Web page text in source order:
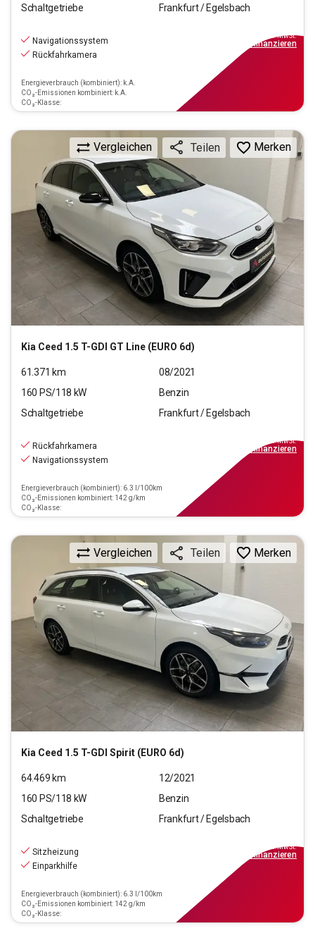
Schaltgetriebe
Frankfurt / Egelsbach
Navigationssystem
Rückfahrkamera
Energieverbrauch (kombiniert): k.A.
CO₂-Emissionen kombiniert: k.A.
CO₂-Klasse:
inkl.MwSt.
finanzieren
Kia Ceed 1.5 T-GDI GT Line (EURO 6d)
Vergleichen Teilen Merken
61.371 km
08/2021
160 PS/118 kW
Benzin
Schaltgetriebe
Frankfurt / Egelsbach
Rückfahrkamera
Navigationssystem
Energieverbrauch (kombiniert): 6.3 l/100km
CO₂-Emissionen kombiniert: 142 g/km
CO₂-Klasse:
inkl.MwSt.
finanzieren
Kia Ceed 1.5 T-GDI Spirit (EURO 6d)
Vergleichen Teilen Merken
64.469 km
12/2021
160 PS/118 kW
Benzin
Schaltgetriebe
Frankfurt / Egelsbach
Sitzheizung
Einparkhilfe
Energieverbrauch (kombiniert): 6.3 l/100km
CO₂-Emissionen kombiniert: 142 g/km
CO₂-Klasse:
inkl.MwSt.
finanzieren